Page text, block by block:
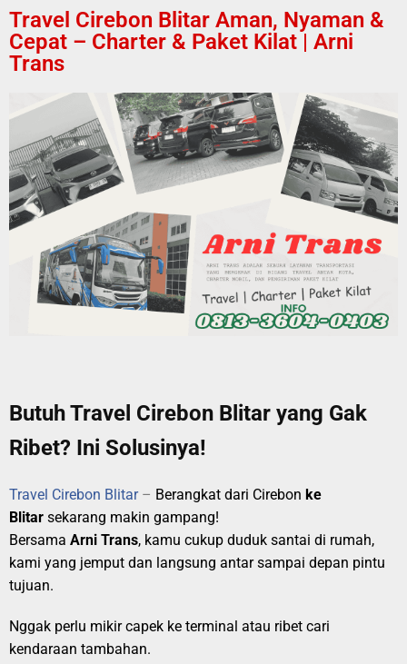
Travel Cirebon Blitar Aman, Nyaman &
Cepat – Charter & Paket Kilat | Arni
Trans
Butuh Travel Cirebon Blitar yang Gak
Ribet? Ini Solusinya!
Travel Cirebon Blitar– Berangkat dari Cirebon ke
Blitar sekarang makin gampang!
Bersama Arni Trans, kamu cukup duduk santai di rumah,
kami yang jemput dan langsung antar sampai depan pintu
tujuan.
Nggak perlu mikir capek ke terminal atau ribet cari
kendaraan tambahan.